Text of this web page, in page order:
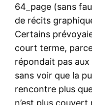
64_page (sans
de récits
Certains
court terme,
répondait pas
sans voir que la
rencontre plus
n’est plus